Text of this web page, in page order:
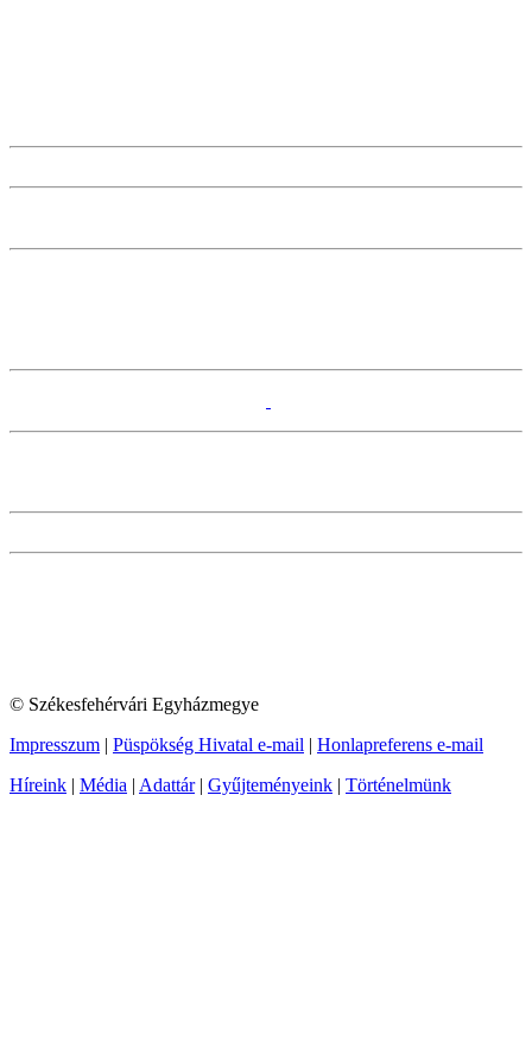
© Székesfehérvári Egyházmegye
Impresszum | Püspökség Hivatal e-mail | Honlapreferens e-mail
Híreink | Média | Adattár| Gyűjteményeink | Történelmünk